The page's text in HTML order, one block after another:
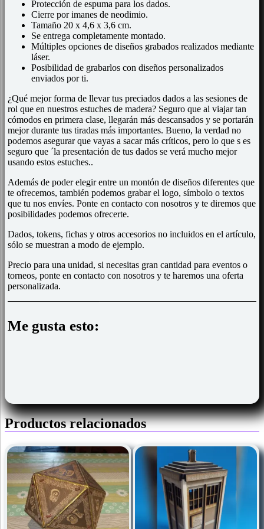
Protección de espuma para los dados.
Cierre por imanes de neodimio.
Tamaño 20 x 4,6 x 3,6 cm.
Se entrega completamente montado.
Múltiples opciones de diseños grabados realizados mediante
láser.
Posibilidad de grabarlos con diseños personalizados
enviados por ti.
¿Qué mejor forma de llevar tus preciados dados a las sesiones de
rol que en nuestros estuches de madera? Seguro que al viajar tan
cómodos en primera clase, llegarán más descansados y se portarán
mejor durante tus tiradas más importantes. Bueno, la verdad no
podemos asegurar que vayas a sacar más críticos, pero lo que s es
seguro que ´la presentación de tus dados se verá mucho mejor
usando estos estuches..
Además de poder elegir entre un montón de diseños diferentes que
te ofrecemos, también podemos grabar el logo, símbolo o textos
que tu nos envíes. Ponte en contacto con nosotros y te diremos que
posibilidades podemos ofrecerte.
Dados, tokens, fichas y otros accesorios no incluidos en el artículo,
sólo se muestran a modo de ejemplo.
Precio para una unidad, si necesitas gran cantidad para eventos o
torneos, ponte en contacto con nosotros y te haremos una oferta
personalizada.
Me gusta esto:
Productos relacionados